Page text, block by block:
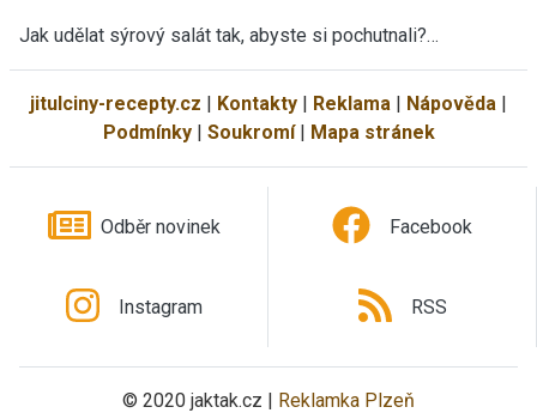
Jak udělat sýrový salát tak, abyste si pochutnali?…
jitulciny-recepty.cz | Kontakty | Reklama | Nápověda |
Podmínky| Soukromí| Mapa stránek
Odběr novinek Facebook
Instagram RSS
© 2020 jaktak.cz | Reklamka Plzeň